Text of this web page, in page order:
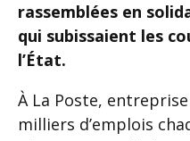
rassemblées en
qui subissaient les
l’État.
À La Poste,
milliers d’emplois